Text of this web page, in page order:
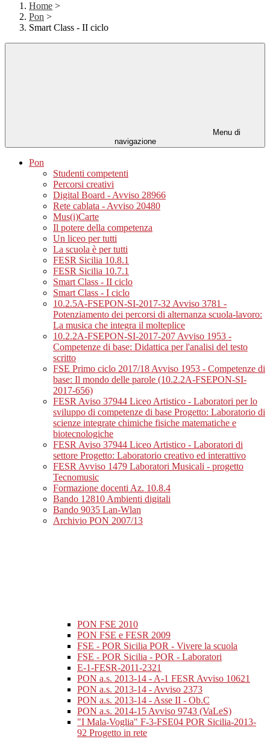
Home >
Pon >
Smart Class - II ciclo
Menu di
navigazione
Pon
Studenti competenti
Percorsi creativi
Digital Board - Avviso 28966
Rete cablata - Avviso 20480
Mus(i)Carte
Il potere della competenza
Un liceo per tutti
La scuola è per tutti
FESR Sicilia 10.8.1
FESR Sicilia 10.7.1
Smart Class - II ciclo
Smart Class - I ciclo
10.2.5A-FSEPON-SI-2017-32 Avviso 3781 -
Potenziamento dei percorsi di alternanza scuola-lavoro:
La musica che integra il molteplice
10.2.2A-FSEPON-SI-2017-207 Avviso 1953 -
Competenze di base: Didattica per l'analisi del testo
scritto
FSE Primo ciclo 2017/18 Avviso 1953 - Competenze di
base: Il mondo delle parole (10.2.2A-FSEPON-SI-
2017-656)
FESR Aviso 37944 Liceo Artistico - Laboratori per lo
sviluppo di competenze di base Progetto: Laboratorio di
scienze integrate chimiche fisiche matematiche e
biotecnologiche
FESR Aviso 37944 Liceo Artistico - Laboratori di
settore Progetto: Laboratorio creativo ed interattivo
FESR Avviso 1479 Laboratori Musicali - progetto
Tecnomusic
Formazione docenti Az. 10.8.4
Bando 12810 Ambienti digitali
Bando 9035 Lan-Wlan
Archivio PON 2007/13
PON FSE 2010
PON FSE e FESR 2009
FSE - POR Sicilia POR - Vivere la scuola
FSE - POR Sicilia - POR - Laboratori
E-1-FESR-2011-2321
PON a.s. 2013-14 - A-1 FESR Avviso 10621
PON a.s. 2013-14 - Avviso 2373
PON a.s. 2013-14 - Asse II - Ob.C
PON a.s. 2014-15 Avviso 9743 (VaLeS)
"I Mala-Voglia" F-3-FSE04 POR Sicilia-2013-
92 Progetto in rete